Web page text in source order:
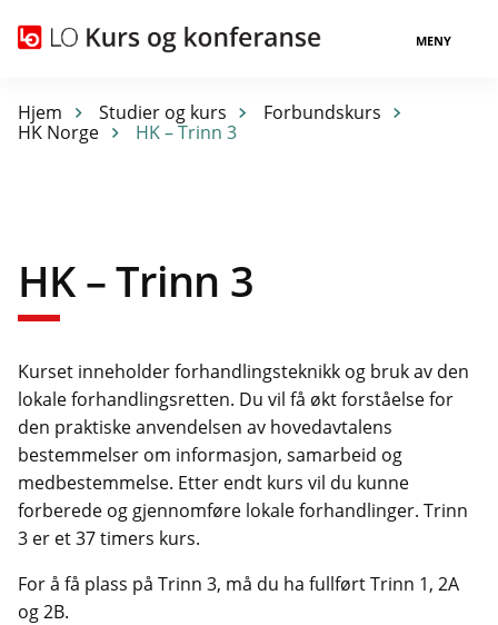
MENY
Hjem Studier og kurs
Forbundskurs
HK Norge
HK – Trinn 3
HK – Trinn 3
Kurset inneholder forhandlingsteknikk og bruk av den
lokale forhandlingsretten. Du vil få økt forståelse for
den praktiske anvendelsen av hovedavtalens
bestemmelser om informasjon, samarbeid og
medbestemmelse. Etter endt kurs vil du kunne
forberede og gjennomføre lokale forhandlinger. Trinn
3 er et 37 timers kurs.
For å få plass på Trinn 3, må du ha fullført Trinn 1, 2A
og 2B.